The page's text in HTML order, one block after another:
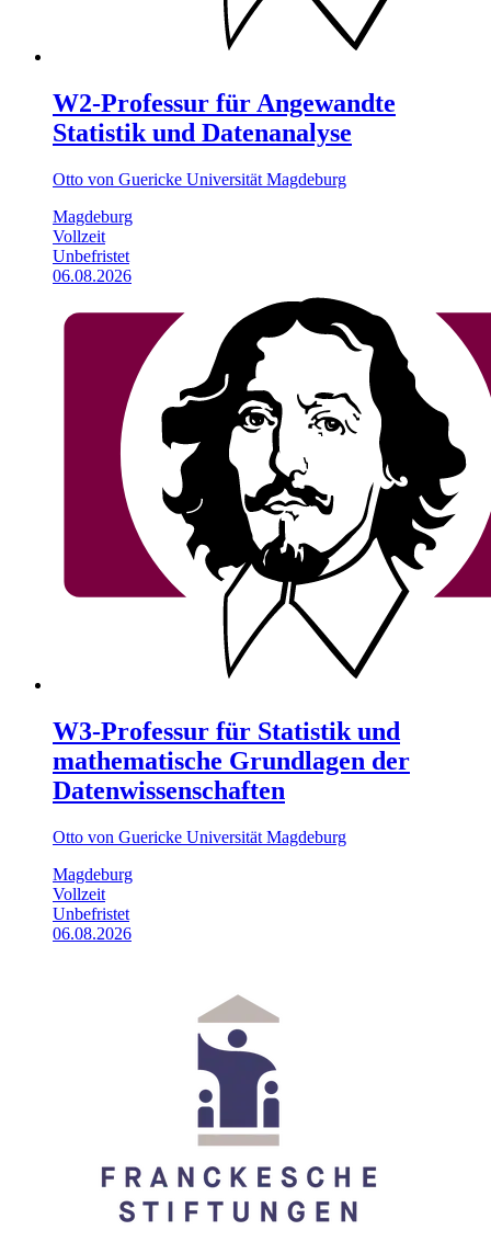
W2-Professur für Angewandte
Statistik und Datenanalyse
Otto von Guericke Universität Magdeburg
Magdeburg
Vollzeit
Unbefristet
06.08.2026
W3-Professur für Statistik und
mathematische Grundlagen der
Datenwissenschaften
Otto von Guericke Universität Magdeburg
Magdeburg
Vollzeit
Unbefristet
06.08.2026